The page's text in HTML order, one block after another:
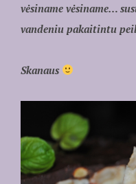
vėsiname vėsiname…
vandeniu pakaitintu
Skanaus